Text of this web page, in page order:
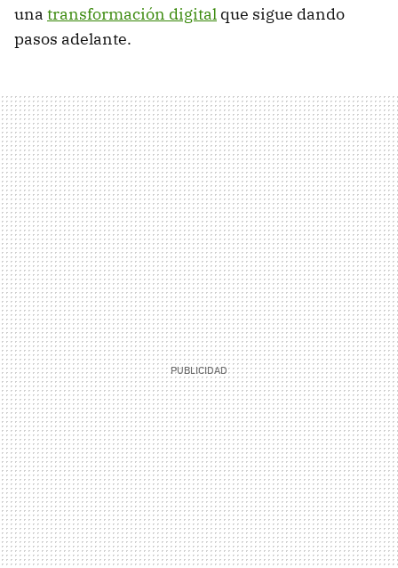
una transformación digital que sigue dando
pasos adelante.